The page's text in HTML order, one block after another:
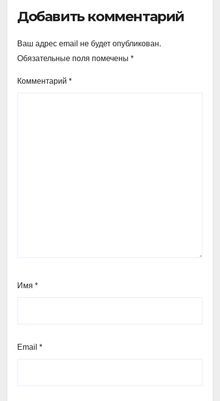
Добавить комментарий
Ваш адрес email не будет опубликован.
Обязательные поля помечены *
Комментарий *
Имя *
Email *